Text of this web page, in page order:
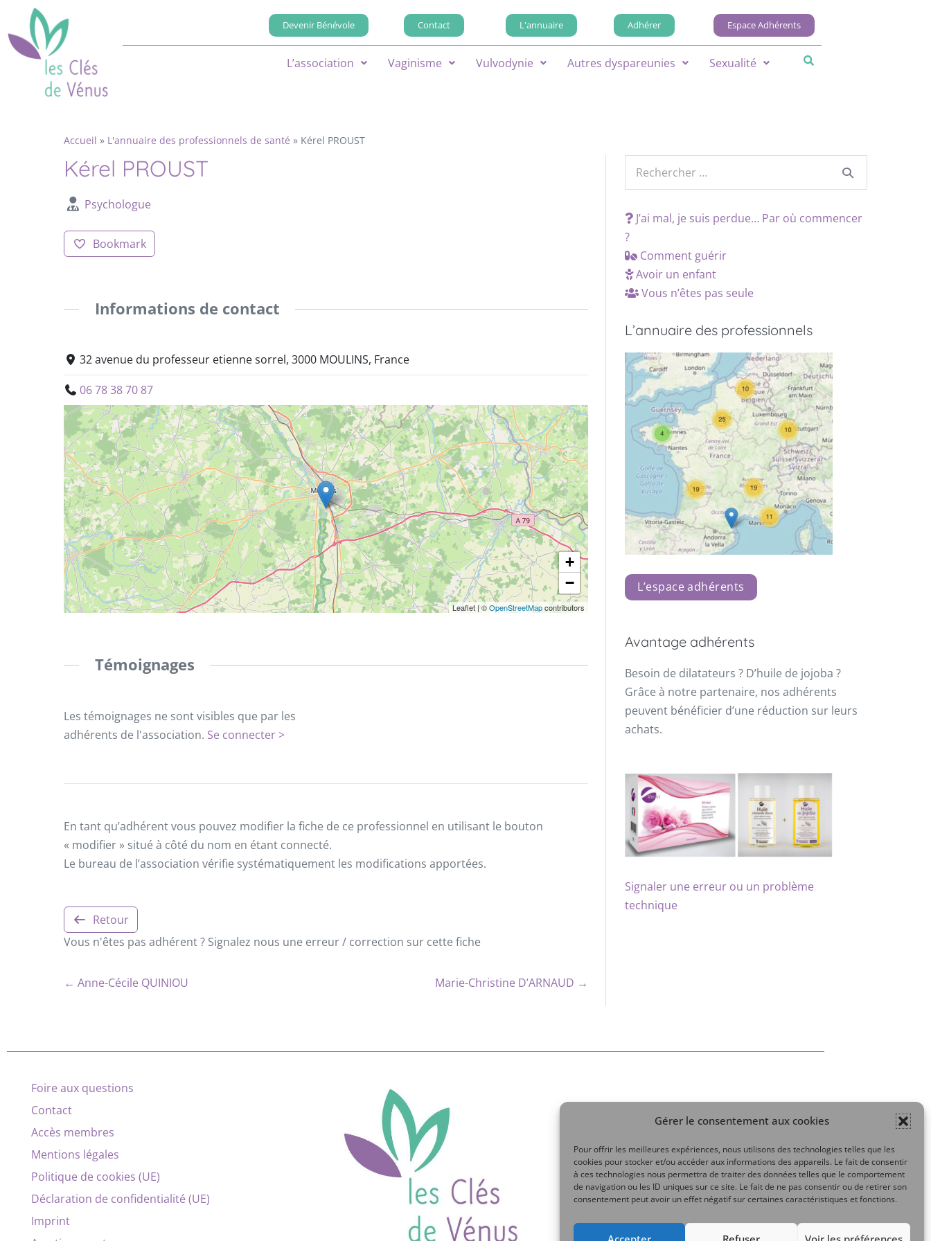
Gérer le consentement aux cookies
Pour offrir les meilleures expériences, nous utilisons des technologies telles que les
cookies pour stocker et/ou accéder aux informations des appareils. Le fait de consentir
à ces technologies nous permettra de traiter des données telles que le comportement
de navigation ou les ID uniques sur ce site. Le fait de ne pas consentir ou de retirer son
consentement peut avoir un effet négatif sur certaines caractéristiques et fonctions.
Devenir Bénévole Contact L'annuaire Adhérer Espace Adhérents
L’association Vaginisme Vulvodynie Autres dyspareunies Sexualité
Accueil » L'annuaire des professionnels de santé » Kérel PROUST
Kérel PROUST
Psychologue
Bookmark
Informations de contact
32 avenue du professeur etienne sorrel, 3000 MOULINS, France
06 78 38 70 87
+
−
Leaflet | ©OpenStreetMapcontributors
Témoignages
Les témoignages ne sont visibles que par les
adhérents de l'association. Se connecter >
En tant qu’adhérent vous pouvez modifier la fiche de ce professionnel en utilisant le bouton
« modifier » situé à côté du nom en étant connecté.
Le bureau de l’association vérifie systématiquement les modifications apportées.
Retour
Vous n'êtes pas adhérent ? Signalez nous une erreur / correction sur cette fiche
← Anne-Cécile QUINIOU Marie-Christine D’ARNAUD →
J’ai mal, je suis perdue… Par où commencer
?
Comment guérir
Avoir un enfant
Vous n’êtes pas seule
L’annuaire des professionnels
L’espace adhérents
Avantage adhérents
Besoin de dilatateurs ? D’huile de jojoba ?
Grâce à notre partenaire, nos adhérents
peuvent bénéficier d’une réduction sur leurs
achats.
Signaler une erreur ou un problème
technique
Foire aux questions
Contact
Accès membres
Mentions légales
Politique de cookies (UE)
Déclaration de confidentialité (UE)
Imprint
Mon compte